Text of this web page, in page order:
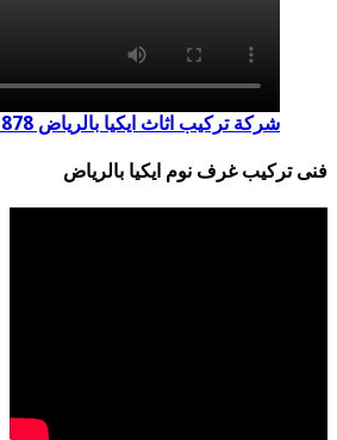
شركة تركيب اثاث ايكيا بالرياض 0506821878
فنى تركيب غرف نوم ايكيا بالرياض